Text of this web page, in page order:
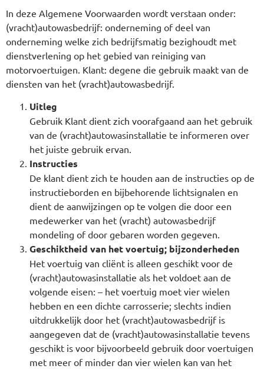
In deze Algemene Voorwaarden wordt verstaan onder:
(vracht)autowasbedrijf: onderneming of deel van
onderneming welke zich bedrijfsmatig bezighoudt met
dienstverlening op het gebied van reiniging van
motorvoertuigen. Klant: degene die gebruik maakt van de
diensten van het (vracht)autowasbedrijf.
Uitleg
Gebruik Klant dient zich voorafgaand aan het gebruik
van de (vracht)autowasinstallatie te informeren over
het juiste gebruik ervan.
Instructies
De klant dient zich te houden aan de instructies op de
instructieborden en bijbehorende lichtsignalen en
dient de aanwijzingen op te volgen die door een
medewerker van het (vracht) autowasbedrijf
mondeling of door gebaren worden gegeven.
Geschiktheid van het voertuig; bijzonderheden
Het voertuig van cliënt is alleen geschikt voor de
(vracht)autowasinstallatie als het voldoet aan de
volgende eisen: – het voertuig moet vier wielen
hebben en een dichte carrosserie; slechts indien
uitdrukkelijk door het (vracht)autowasbedrijf is
aangegeven dat de (vracht)autowasinstallatie tevens
geschikt is voor bijvoorbeeld gebruik door voertuigen
met meer of minder dan vier wielen kan van het